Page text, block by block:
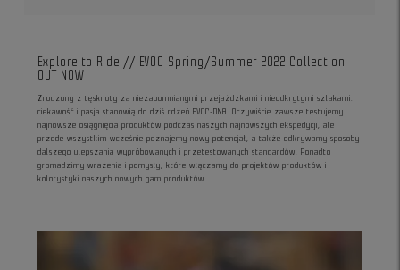
Explore to Ride // EVOC Spring/Summer 2022 Collection
OUT NOW
Zrodzony z tęsknoty za niezapomnianymi przejażdżkami i nieodkrytymi szlakami:
ciekawość i pasja stanowią do dziś rdzeń EVOC-DNA. Oczywiście zawsze testujemy
najnowsze osiągnięcia produktów podczas naszych najnowszych ekspedycji, ale
przede wszystkim wcześnie poznajemy nowy potencjał, a także odkrywamy sposoby
dalszego ulepszania wypróbowanych i przetestowanych standardów. Ponadto
gromadzimy wrażenia i pomysły, które włączamy do projektów produktów i
kolorystyki naszych nowych gam produktów.